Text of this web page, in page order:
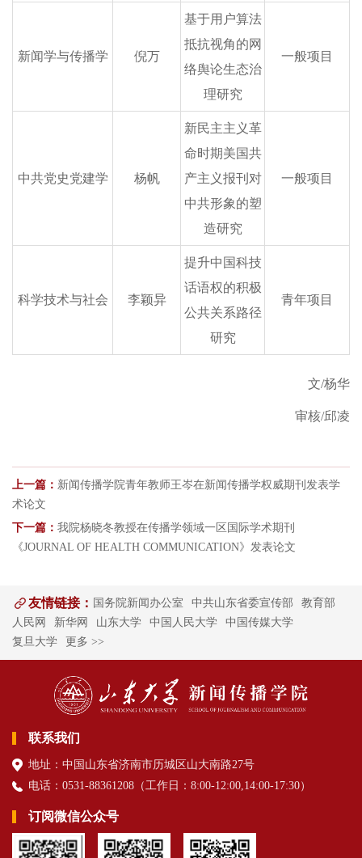
新闻学与传播学 倪万
基于用户算法
抵抗视角的网
络舆论生态治
理研究
一般项目
中共党史党建学 杨帆
新民主主义革
命时期美国共
产主义报刊对
中共形象的塑
造研究
一般项目
科学技术与社会 李颖异
提升中国科技
话语权的积极
公共关系路径
研究
青年项目
文/杨华
审核/邱凌
上一篇： 新闻传播学院青年教师王岑在新闻传播学权威期刊发表学
术论文
下一篇： 我院杨晓冬教授在传播学领域一区国际学术期刊
《JOURNAL OF HEALTH COMMUNICATION》发表论文
友情链接： 国务院新闻办公室 中共山东省委宣传部
教育部
人民网
新华网 山东大学 中国人民大学
中国传媒大学
复旦大学
更多 >>
联系我们
地址：中国山东省济南市历城区山大南路27号
电话：0531-88361208（工作日 ：8:00-12:00,14:00-17:30）
订阅微信公众号